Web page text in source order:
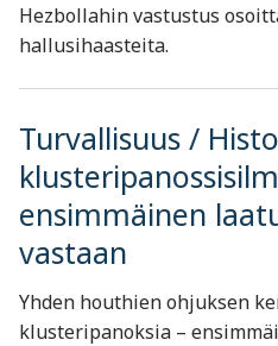
Hezbollahin vastustus
hallusihaasteita.
Turvallisuus /
ensimmäinen
vastaan
Yhden houthien ohjuksen
klusteripanoksia –